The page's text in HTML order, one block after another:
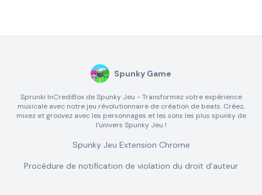
Spunky Game
Sprunki InCrediBox de Spunky Jeu - Transformez votre expérience
musicale avec notre jeu révolutionnaire de création de beats. Créez,
mixez et groovez avec les personnages et les sons les plus spunky de
l'univers Spunky Jeu !
Spunky Jeu Extension Chrome
Procédure de notification de violation du droit d'auteur